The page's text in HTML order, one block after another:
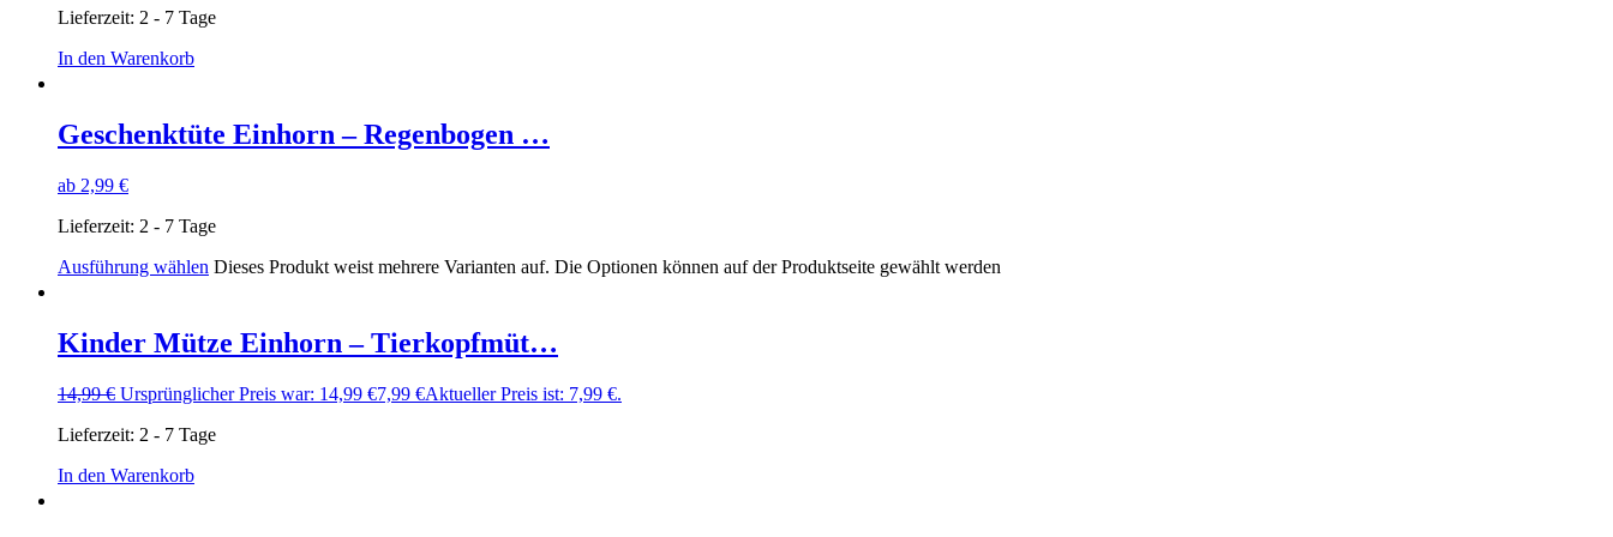
Lieferzeit: 2 - 7 Tage
In den Warenkorb
Geschenktüte Einhorn – Regenbogen …
ab 2,99 €
Lieferzeit: 2 - 7 Tage
Ausführung wählen Dieses Produkt weist mehrere Varianten auf. Die Optionen können auf der Produktseite gewählt werden
Kinder Mütze Einhorn – Tierkopfmüt…
14,99€ Ursprünglicher Preis war: 14,99 €7,99 €Aktueller Preis ist: 7,99 €.
Lieferzeit: 2 - 7 Tage
In den Warenkorb